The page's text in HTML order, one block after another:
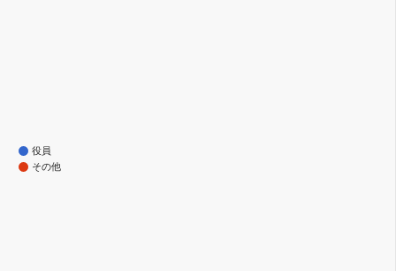
役員
その他